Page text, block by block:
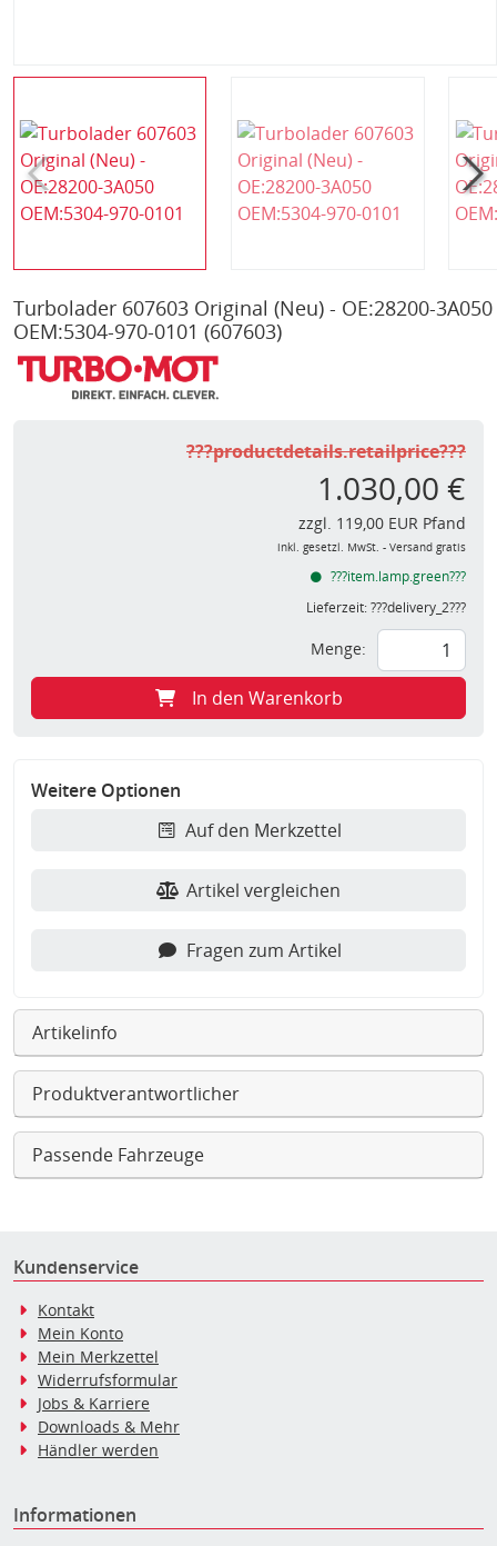
Turbolader 607603 Original (Neu) - OE:28200-3A050
OEM:5304-970-0101 (607603)
???productdetails.retailprice???
1.030,00 €
zzgl. 119,00 EUR Pfand
inkl. gesetzl. MwSt. - Versand gratis
???item.lamp.green???
Lieferzeit:???delivery_2???
Menge:
In den Warenkorb
Weitere Optionen
Auf den Merkzettel
Artikel vergleichen
Fragen zum Artikel
Artikelinfo
Produktverantwortlicher
Passende Fahrzeuge
Kundenservice
Kontakt
Mein Konto
Mein Merkzettel
Widerrufsformular
Jobs & Karriere
Downloads & Mehr
Händler werden
Informationen